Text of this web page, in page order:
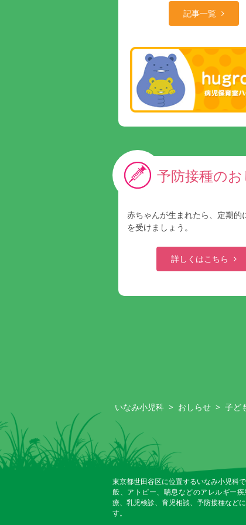
記事一覧
予防接種の
赤ちゃんが生まれたら、定期的
を受けましょう。
詳しくはこちら
いなみ小児科 > おしらせ > 子ど
東京都世田谷区に位置するいなみ小児科
般、アトピー、喘息などのアレルギー
療、乳児検診、育児相談、予防接種など
す。